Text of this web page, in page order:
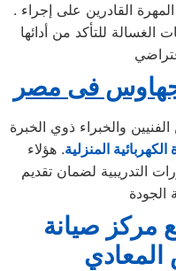
. يهتم مركز الصيانة بانتقاء الفنيين المهرة القادرين على إجراء
للتأكد من أدائها
فى مصر
والخبراء ذوي الخبرة
المنزلية. هؤلاء
التدريبية لضمان تقديم
مركز صيانة